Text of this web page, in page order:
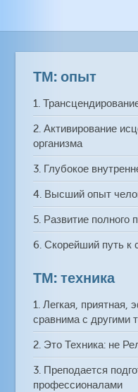
ТМ: опыт
1.
2. Активирование
организма
3. Глубокое
4. Высший опыт
5. Развитие полного
6. Скорейший путь к
ТМ: техника
1. Легкая, приятная,
сравнима с другими
2. Это Техника: не
3. Преподается
профессионалами